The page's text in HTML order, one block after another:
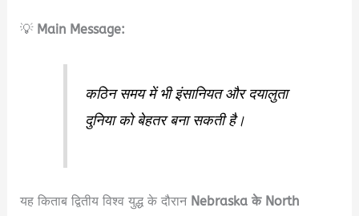
💡 Main Message:
कठिन समय में भी इंसानियत और दयालुता
दुनिया को बेहतर बना सकती है।
यह किताब द्वितीय विश्व युद्ध के दौरान Nebraska के North